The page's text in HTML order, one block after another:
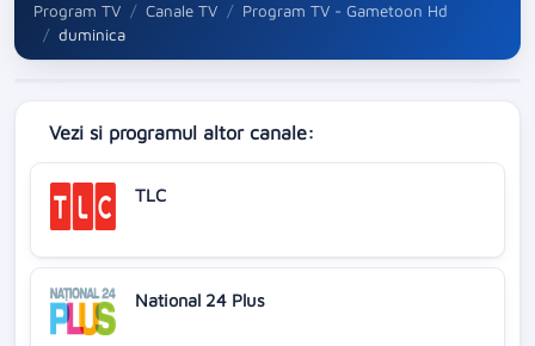
Program TV Canale TV
Program TV - Gametoon Hd
duminica
Vezi si programul altor canale:
TLC
National 24 Plus